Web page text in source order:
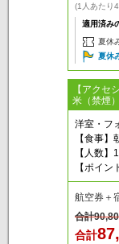
(1人あたり
適用済み
夏休
夏休
【アクセ
米（禁煙）
洋室・フ
【食事
【人数】
【ポイン
航空券＋
合計
合計